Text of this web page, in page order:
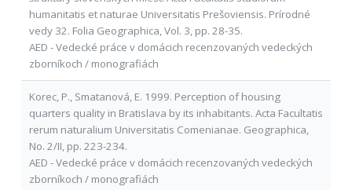
humanitatis et naturae Universitatis Prešoviensis. Prírodné
vedy 32. Folia Geographica, Vol. 3, pp. 28-35.
AED - Vedecké práce v domácich recenzovaných vedeckých
zborníkoch / monografiách
Korec, P., Smatanová, E. 1999. Perception of housing
quarters quality in Bratislava by its inhabitants. Acta Facultatis
rerum naturalium Universitatis Comenianae. Geographica,
No. 2/II, pp. 223-234.
AED - Vedecké práce v domácich recenzovaných vedeckých
zborníkoch / monografiách